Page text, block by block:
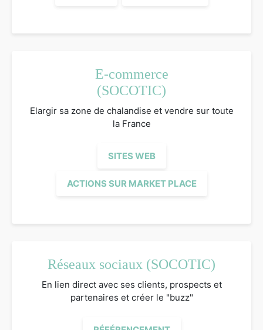
E-commerce
(SOCOTIC)
Elargir sa zone de chalandise et vendre sur toute
la France
SITES WEB
ACTIONS SUR MARKET PLACE
Réseaux sociaux (SOCOTIC)
En lien direct avec ses clients, prospects et
partenaires et créer le "buzz"